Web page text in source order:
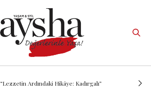
“Lezzetin Ardındaki Hikâye: Kadırgalı”